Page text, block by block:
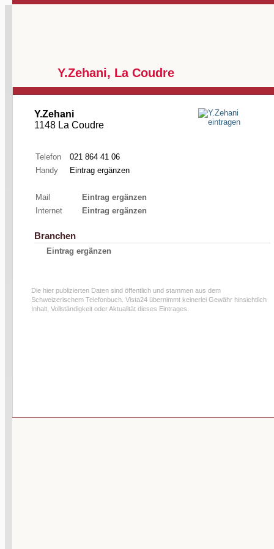
Y.Zehani, La Coudre
Y.Zehani
1148 La Coudre
Telefon
021 864 41 06
Handy
Eintrag ergänzen
Mail
Eintrag ergänzen
Internet
Eintrag ergänzen
Branchen
Eintrag ergänzen
Die hier publizierten Daten sind öffentlich und stammen aus dem
Schweizerischem Telefonbuch. Vista24 übernimmt keinerlei Gewähr hinsichtlich
Inhalt, Vollständigkeit oder Aktualität dieses Eintrages.